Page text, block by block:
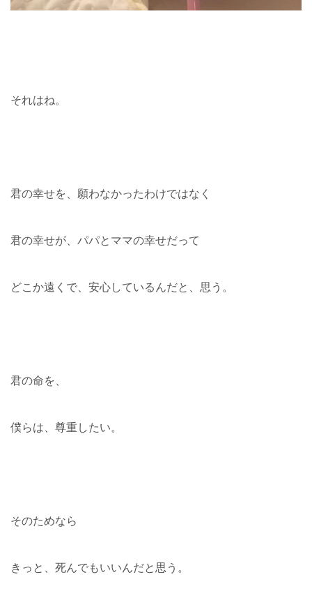
それはね。
君の幸せを、願わなかったわけではなく
君の幸せが、パパとママの幸せだって
どこか遠くで、安心しているんだと、思う。
君の命を、
僕らは、尊重したい。
そのためなら
きっと、死んでもいいんだと思う。